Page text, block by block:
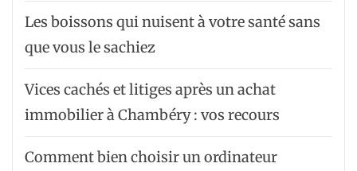
Les boissons qui nuisent à votre santé sans
que vous le sachiez
Vices cachés et litiges après un achat
immobilier à Chambéry : vos recours
Comment bien choisir un ordinateur